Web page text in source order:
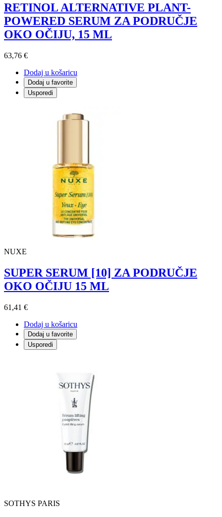
RETINOL ALTERNATIVE PLANT-
POWERED SERUM ZA PODRUČJE
OKO OČIJU, 15 ML
63,76 €
Dodaj u košaricu
Dodaj u favorite
Usporedi
NUXE
SUPER SERUM [10] ZA PODRUČJE
OKO OČIJU 15 ML
61,41 €
Dodaj u košaricu
Dodaj u favorite
Usporedi
SOTHYS PARIS